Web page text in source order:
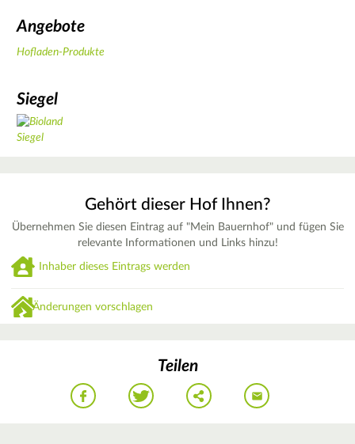
Angebote
Hofladen-Produkte
Siegel
Gehört dieser Hof Ihnen?
Übernehmen Sie diesen Eintrag auf "Mein Bauernhof" und fügen Sie
relevante Informationen und Links hinzu!
Inhaber dieses Eintrags werden
Änderungen vorschlagen
Teilen